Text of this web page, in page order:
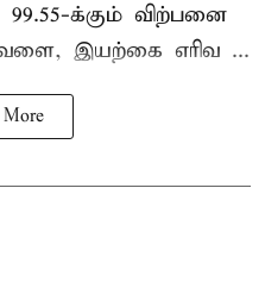
99.55-க்கும் விற்பனை
இயற்கை எரிவ ...